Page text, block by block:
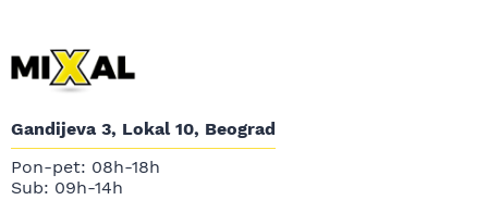
Gandijeva 3, Lokal 10, Beograd
Pon-pet: 08h-18h
Sub: 09h-14h